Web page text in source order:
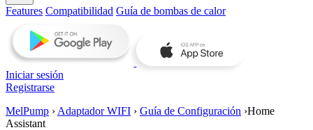
Features Compatibilidad Guía de bombas de calor
Iniciar sesión
Registrarse
MelPump › Adaptador WIFI › Guía de Configuración ›Home
Assistant